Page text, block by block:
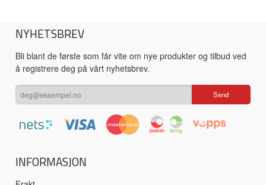
NYHETSBREV
Bli blant de første som får vite om nye produkter og tilbud ved
å registrere deg på vårt nyhetsbrev.
INFORMASJON